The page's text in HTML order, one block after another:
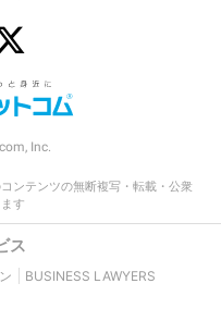
Inc.
ンテンツの無断複写・転載・公衆
す
ス
BUSINESS LAWYERS